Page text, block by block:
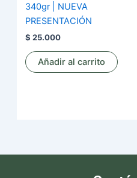
340gr | NUEVA
PRESENTACIÓN
$ 25.000
Añadir al carrito